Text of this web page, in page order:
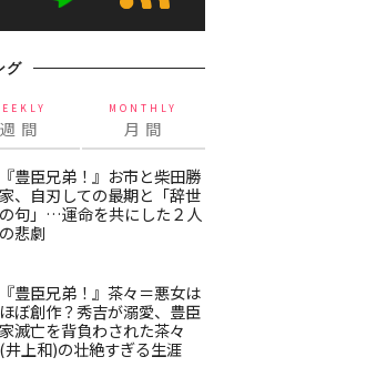
グ
週 間
MONTHLY
月 間
『豊臣兄弟！』お市と柴田勝
家、自刃しての最期と「辞世
の句」…運命を共にした２人
の悲劇
『豊臣兄弟！』茶々＝悪女は
ほぼ創作？秀吉が溺愛、豊臣
家滅亡を背負わされた茶々
(井上和)の壮絶すぎる生涯